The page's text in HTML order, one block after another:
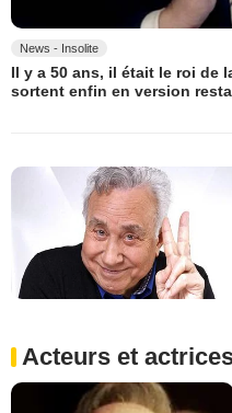
News - Insolite
Il y a 50 ans, il était le roi de
sortent enfin en version
Acteurs et